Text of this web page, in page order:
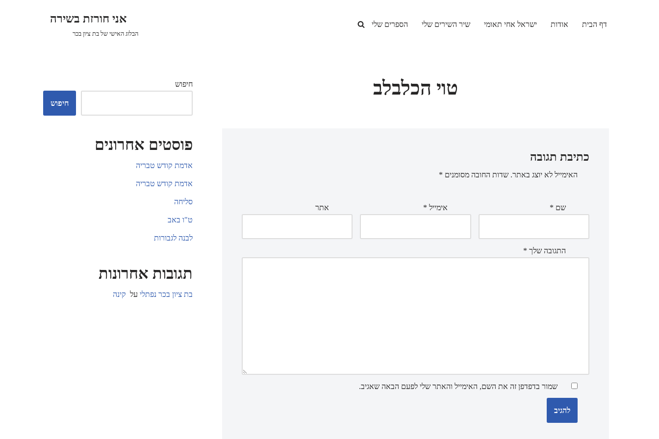
דף הבית אודות ישראל אחי תאומי שיר השירים שלי הספרים שלי אני חורזת בשירה
הבלוג האישי של בת ציון בכר
טוי הכלבלב
כתיבת תגובה
האימייל לא יוצג באתר. שדות החובה מסומנים *
שם * אימייל * אתר
התגובה שלך *
שמור בדפדפן זה את השם, האימייל והאתר שלי לפעם הבאה שאגיב.
חיפוש
חיפוש
פוסטים אחרונים
אדמת קודש טבריה
אדמת קודש טבריה
סליחה
ט"ו באב
לבנה לגבורות
תגובות אחרונות
בת ציון בכר נפתלי על קינה